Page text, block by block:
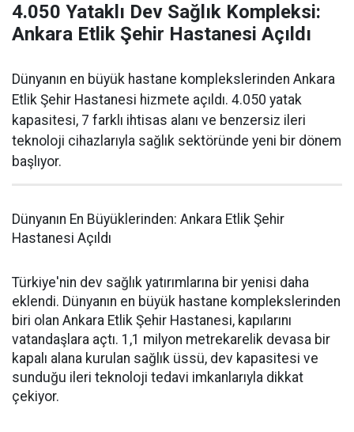
4.050 Yataklı Dev Sağlık Kompleksi:
Ankara Etlik Şehir Hastanesi Açıldı
Dünyanın en büyük hastane komplekslerinden Ankara
Etlik Şehir Hastanesi hizmete açıldı. 4.050 yatak
kapasitesi, 7 farklı ihtisas alanı ve benzersiz ileri
teknoloji cihazlarıyla sağlık sektöründe yeni bir dönem
başlıyor.
Dünyanın En Büyüklerinden: Ankara Etlik Şehir
Hastanesi Açıldı
Türkiye'nin dev sağlık yatırımlarına bir yenisi daha
eklendi. Dünyanın en büyük hastane komplekslerinden
biri olan Ankara Etlik Şehir Hastanesi, kapılarını
vatandaşlara açtı. 1,1 milyon metrekarelik devasa bir
kapalı alana kurulan sağlık üssü, dev kapasitesi ve
sunduğu ileri teknoloji tedavi imkanlarıyla dikkat
çekiyor.